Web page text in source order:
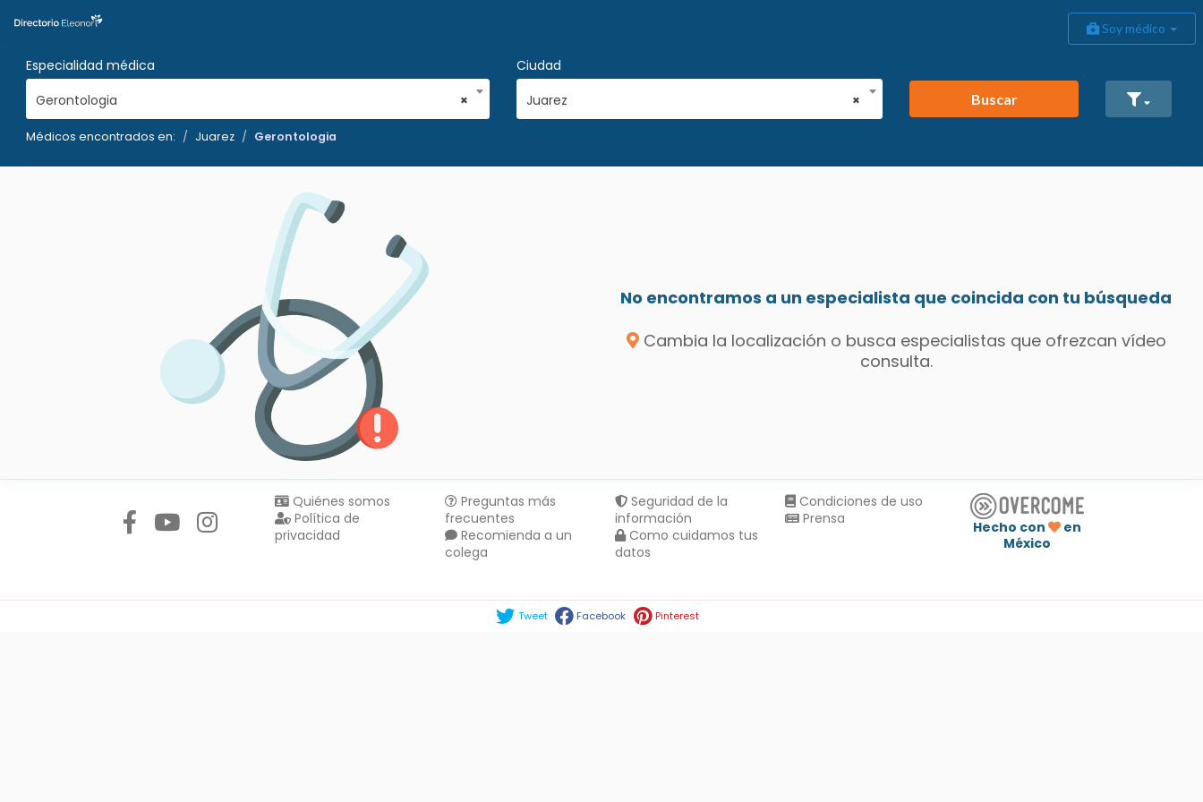
Soy médico
Especialidad médica
×
Gerontologia
Ciudad
×
Juarez Buscar
Médicos encontrados en: Juarez Gerontologia
No encontramos a un especialista que coincida con tu búsqueda
Cambia la localización o busca especialistas que ofrezcan vídeo
consulta.
Quiénes somos
Política de
privacidad
Preguntas más
frecuentes
Recomienda a un
colega
Seguridad de la
información
Como cuidamos tus
datos
Condiciones de uso
Prensa
Hecho con
en
México
Tweet Facebook Pinterest